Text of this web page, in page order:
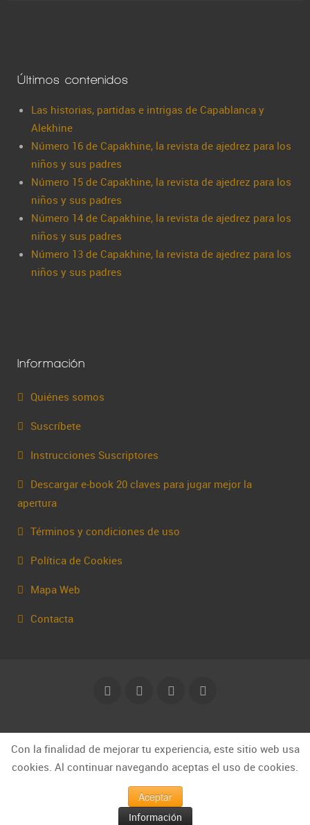
Últimos contenidos
Las historias, partidas e intrigas de Capablanca y
Alekhine
Número 16 de Capakhine, la revista de ajedrez para los
niños y sus padres
Número 15 de Capakhine, la revista de ajedrez para los
niños y sus padres
Número 14 de Capakhine, la revista de ajedrez para los
niños y sus padres
Número 13 de Capakhine, la revista de ajedrez para los
niños y sus padres
Información
Quiénes somos
Suscríbete
Instrucciones Suscriptores
Descargar e-book 20 claves para jugar mejor la
apertura
Términos y condiciones de uso
Política de Cookies
Mapa Web
Contacta
© Capakhine 2025 | capakhine@gmail.com
Con la finalidad de mejorar tu experiencia, este sitio web usa
cookies. Al continuar navegando aceptas el uso de cookies.
Aceptar
Información